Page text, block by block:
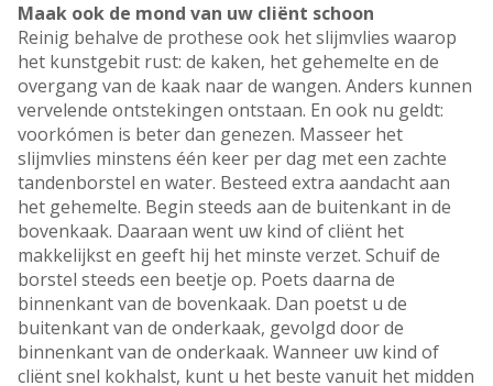
Maak ook de mond van uw cliënt schoon
Reinig behalve de prothese ook het slijmvlies waarop
het kunstgebit rust: de kaken, het gehemelte en de
overgang van de kaak naar de wangen. Anders kunnen
vervelende ontstekingen ontstaan. En ook nu geldt:
voorkómen is beter dan genezen. Masseer het
slijmvlies minstens één keer per dag met een zachte
tandenborstel en water. Besteed extra aandacht aan
het gehemelte. Begin steeds aan de buitenkant in de
bovenkaak. Daaraan went uw kind of cliënt het
makkelijkst en geeft hij het minste verzet. Schuif de
borstel steeds een beetje op. Poets daarna de
binnenkant van de bovenkaak. Dan poetst u de
buitenkant van de onderkaak, gevolgd door de
binnenkant van de onderkaak. Wanneer uw kind of
cliënt snel kokhalst, kunt u het beste vanuit het midden